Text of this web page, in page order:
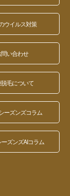
ウイルス対策
問い合わせ
毛について
ーズンズコラム
ズンズAIコラム